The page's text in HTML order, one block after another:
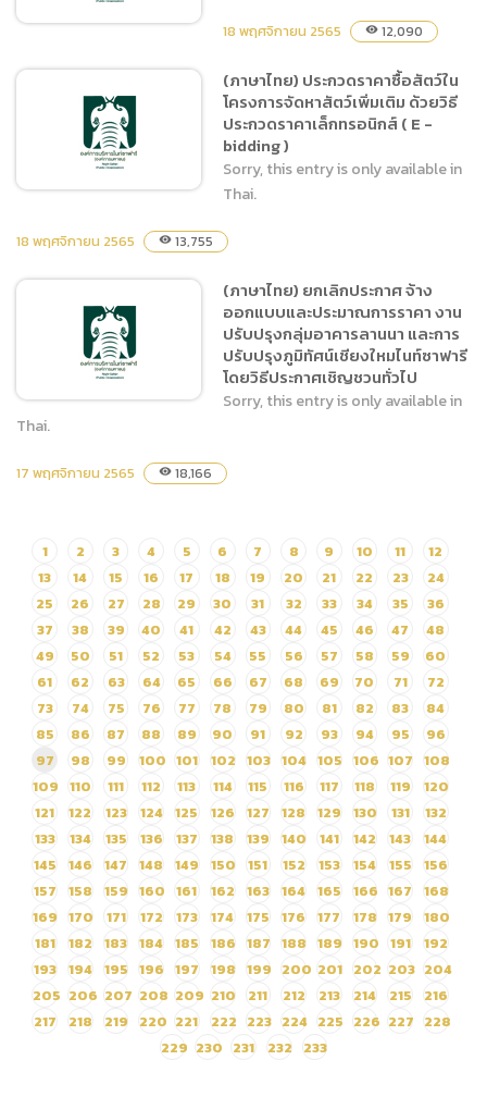
(ภาษาไทย) แบบ บก.06 ซื้อ
สัตว์ในโครงการจัดหาสัตว์
18 พฤศจิกายน 2565 visibility 12,090
สัตว์ในโครงการจัดหาสัตว์
เพิ่มเติม ด้วยวิธีประกวดราคา
เล็กทรอนิกส์ ( E -bidding )
(ภาษาไทย) ประกวดราคาซื้อสัตว์ใน
โครงการจัดหาสัตว์เพิ่มเติม ด้วยวิธี
ประกวดราคาเล็กทรอนิกส์ ( E -
bidding )
Sorry, this entry is only available in
Thai.
18 พฤศจิกายน 2565 visibility 13,755
(ภาษาไทย) ยกเลิกประกาศ
ลานนา และการปรับปรุงภูมิ
ทัศน์เชียงใหมไนท์ซาฟารี โดย
วิธีประกาศเชิญชวนทั่วไป
(ภาษาไทย) ยกเลิกประกาศ จ้าง
ออกแบบและประมาณการราคา งาน
ปรับปรุงกลุ่มอาคารลานนา และการ
ปรับปรุงภูมิทัศน์เชียงใหมไนท์ซาฟารี
โดยวิธีประกาศเชิญชวนทั่วไป
Sorry, this entry is only available in
Thai.
17 พฤศจิกายน 2565 visibility 18,166
1 2 3 4 5 6 7 8 9 10 11
12
13
14 15 16 17 18 19 20 21 22 23
24
25
26 27 28 29 30 31 32 33 34 35
36
37
38 39 40 41 42 43 44 45 46 47
48
49
50 51 52 53 54 55 56 57 58 59
60
61
62 63 64 65 66 67 68 69 70 71
72
73
74 75 76 77 78 79 80 81 82 83
84
85
86 87 88 89 90 91 92 93 94 95
96
97
98 99 100 101 102 103 104 105 106 107 108
109 110 111 112 113 114 115 116 117 118 119
120
121
122 123 124 125 126 127 128 129 130 131
132
133
134 135 136 137 138 139 140 141 142 143
144
145
146 147 148 149 150 151 152 153 154 155
156
157
158 159 160 161 162 163 164 165 166 167
168
169 170 171 172 173 174 175 176 177 178 179
180
181
182 183 184 185 186 187 188 189 190 191
192
193 194 195 196 197 198 199 200 201 202 203 204
205 206 207 208 209 210 211 212 213 214 215
216
217
218 219 220 221 222 223 224 225 226 227 228
229 230 231 232 233